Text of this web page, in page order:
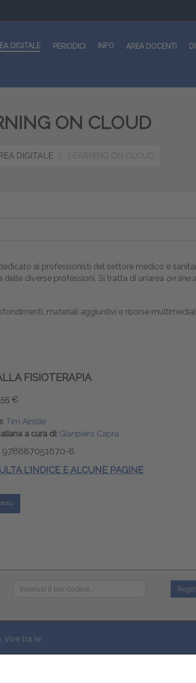
DIGITALE PERIODICI INFO AREA DOCENTI
ON CLOUD
DIGITALE LEARNING ON CLOUD
ai professionisti del settore medico e
diverse professioni. Si tratta di un’area on line
materiali aggiuntivi e risorse
FISIOTERAPIA
€
Tim Ainslie
a cura di: Gianpiero Capra
978887051670-8
L'INDICE E ALCUNE PAGINE
vive tra le